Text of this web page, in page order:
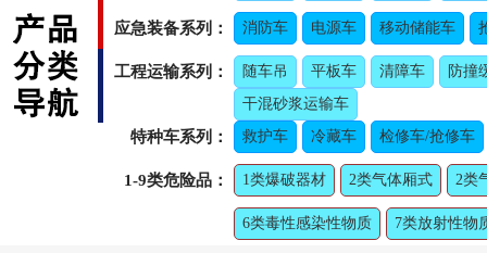
应急装备系列： 消防车 电源车 移动储能车
工程运输系列： 随车吊 平板车 清障车
防撞
干混砂浆运输车
特种车系列： 救护车 冷藏车 检修车/抢修车
1-9类危险品： 1类爆破器材 2类气体厢式 2类
6类毒性感染性物质 7类放射性物